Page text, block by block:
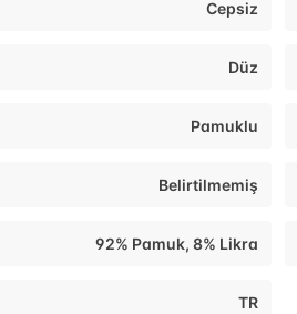
Cepsiz
Düz
Pamuklu
Belirtilmemiş
92% Pamuk, 8% Likra
TR